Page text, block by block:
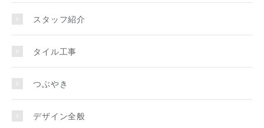
スタッフ紹介
タイル工事
つぶやき
デザイン全般